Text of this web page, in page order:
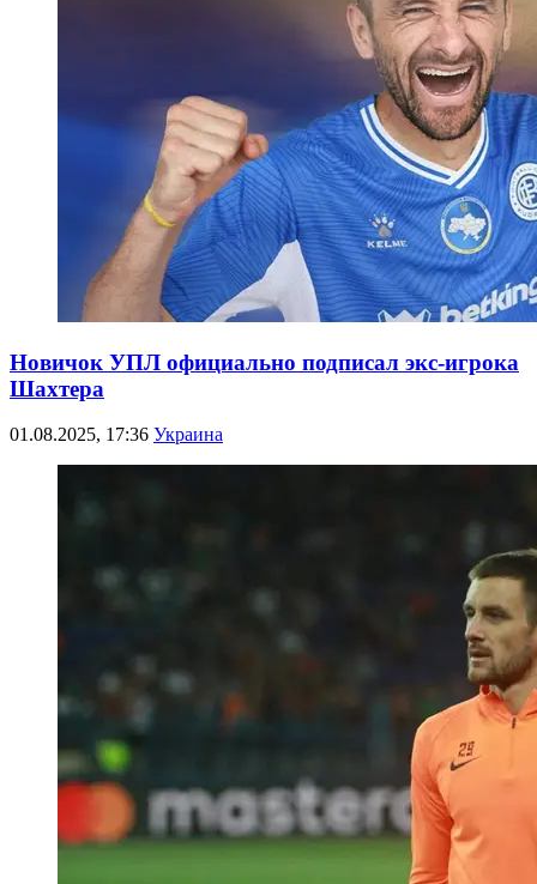
Новичок УПЛ официально подписал экс-игрока
Шахтера
01.08.2025, 17:36 Украина